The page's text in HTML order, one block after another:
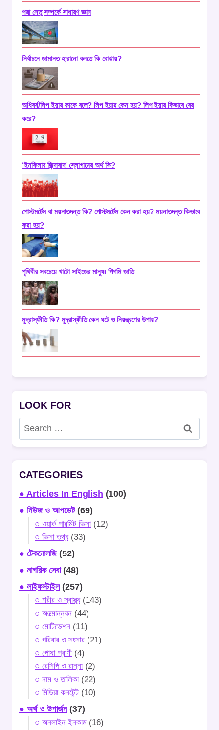
পদ্মা সেতু সম্পর্কে সাধারণ জ্ঞান
নির্বাচনে জামানত হারানো বলতে কি বোঝায়?
অধিবর্ষ/লিপ ইয়ার কাকে বলে? লিপ ইয়ার কেন হয়? লিপ ইয়ার কিভাবে বের
করে?
‘ইনকিলাব জিন্দাবাদ’ স্লোগানের অর্থ কি?
পোস্টমর্টেম বা ময়নাতদন্ত কি? পোস্টমর্টেম কেন করা হয়? ময়নাতদন্ত কিভাবে
করা হয়?
পৃথিবীর সবচেয়ে খাটো সাইজের মানুষঃ পিগমি জাতি
মুদ্রাস্ফীতি কি? মুদ্রাস্ফীতি কেন ঘটে ও নিয়ন্ত্রণের উপায়?
LOOK FOR
Search
for:
CATEGORIES
● Articles In English (100)
● নিউজ ও আপডেট(69)
○ ওয়ার্ক পারমিট ভিসা(12)
○ ভিসা তথ্য(33)
● টেকনোলজি(52)
● নাগরিক সেবা(48)
● লাইফস্টাইল(257)
○ শরীর ও স্বাস্থ্য(143)
○ আত্মোন্নয়ন (44)
○ মোটিভেশন (11)
○ পরিবার ও সংসার (21)
○ পোষা প্রাণী (4)
○ রেসিপি ও রান্না(2)
○ নাম ও তালিকা(22)
○ মিডিয়া কনটেন্ট (10)
● অর্থ ও উপার্জন(37)
○ অনলাইন ইনকাম (16)